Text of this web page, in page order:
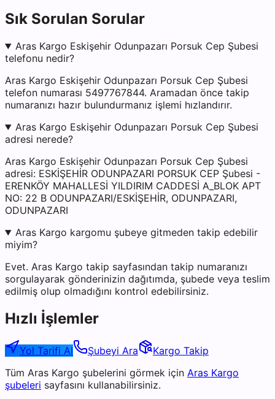
Sık Sorulan Sorular
Aras Kargo Eskişehir Odunpazarı Porsuk Cep Şubesi
telefonu nedir?
Aras Kargo Eskişehir Odunpazarı Porsuk Cep Şubesi
telefon numarası 5497767844. Aramadan önce takip
numaranızı hazır bulundurmanız işlemi hızlandırır.
Aras Kargo Eskişehir Odunpazarı Porsuk Cep Şubesi
adresi nerede?
Aras Kargo Eskişehir Odunpazarı Porsuk Cep Şubesi
adresi: ESKİŞEHİR ODUNPAZARI PORSUK CEP Şubesi -
ERENKÖY MAHALLESİ YILDIRIM CADDESİ A_BLOK APT
NO: 22 B ODUNPAZARI/ESKİŞEHİR, ODUNPAZARI,
ODUNPAZARI
Aras Kargo kargomu şubeye gitmeden takip edebilir
miyim?
Evet. Aras Kargo takip sayfasından takip numaranızı
sorgulayarak gönderinizin dağıtımda, şubede veya teslim
edilmiş olup olmadığını kontrol edebilirsiniz.
Hızlı İşlemler
Yol Tarifi Al Şubeyi Ara
Kargo Takip
Tüm Aras Kargo şubelerini görmek için Aras Kargo
şubeleri sayfasını kullanabilirsiniz.